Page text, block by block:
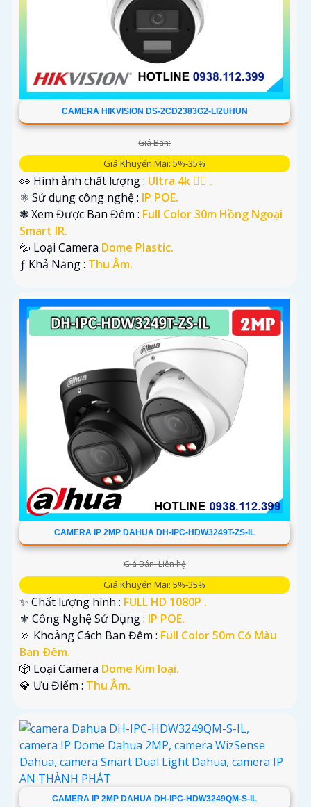
CAMERA HIKVISION DS-2CD2383G2-LI2UHUN
Giá Bán:
Giá Khuyến Mại: 5%-35%
👀 Hình ảnh chất lượng : Ultra 4k 👍🏾 .
⚛️ Sử dụng công nghệ : IP POE.
❃ Xem Được Ban Đêm : Full Color 30m Hồng Ngoại
Smart IR.
💦 Loại Camera Dome Plastic.
️ƒ Khả Năng : Thu Âm.
CAMERA IP 2MP DAHUA DH-IPC-HDW3249T-ZS-IL
Giá Bán: Liên hệ
Giá Khuyến Mại: 5%-35%
✨ Chất lượng hình : FULL HD 1080P .
⚜️ Công Nghệ Sử Dụng : IP POE.
🔅 Khoảng Cách Ban Đêm : Full Color 50m Có Màu
Ban Ðêm.
🎲 Loại Camera Dome Kim loại.
️💎 Ưu Điểm : Thu Âm.
CAMERA IP 2MP DAHUA DH-IPC-HDW3249QM-S-IL